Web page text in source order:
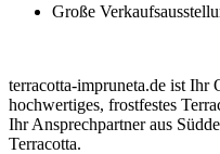
Große
terracotta-impruneta.de ist Ihr
hochwertiges, frostfestes
Ihr Ansprechpartner aus
Terracotta.